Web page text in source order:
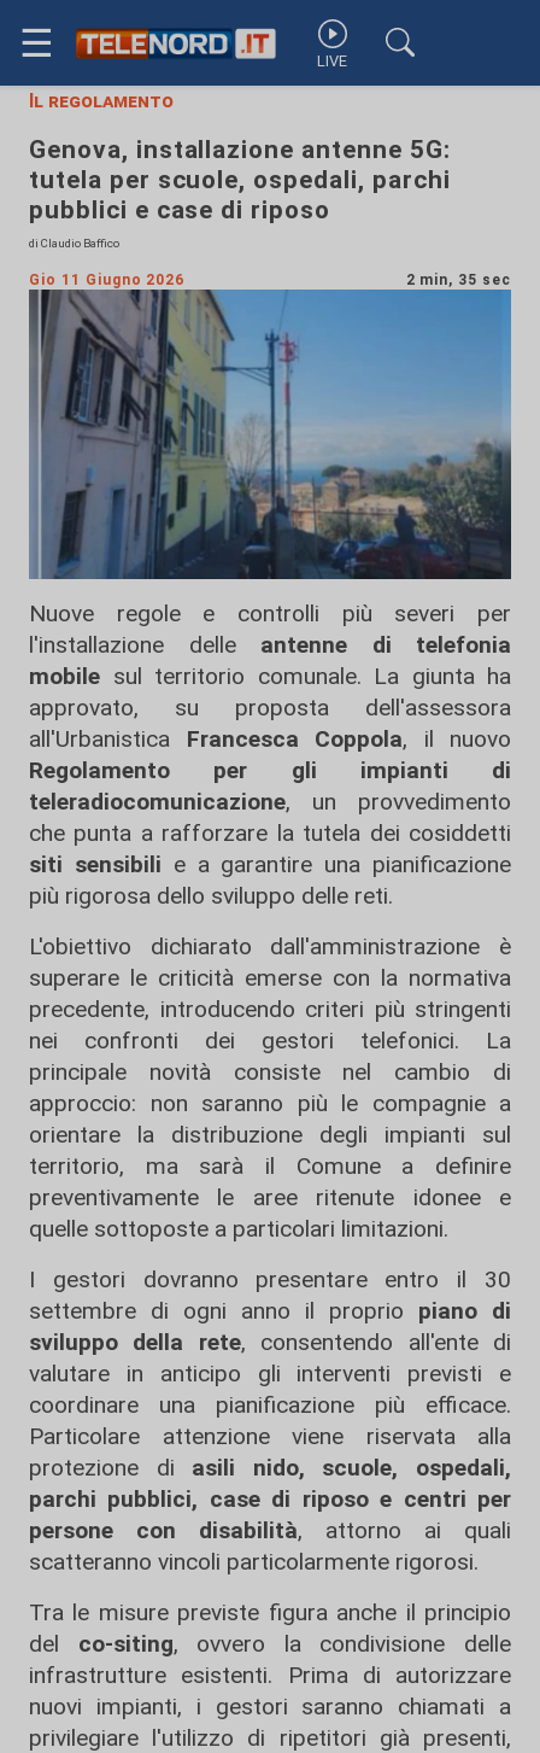
☰ LIVE
Il regolamento
Genova, installazione antenne 5G:
tutela per scuole, ospedali, parchi
pubblici e case di riposo
di Claudio Baffico
Gio 11 Giugno 2026 2 min, 35 sec
Nuove regole e controlli più severi per
l'installazione delle antenne di telefonia
mobile sul territorio comunale. La giunta ha
approvato, su proposta dell'assessora
all'Urbanistica Francesca Coppola, il nuovo
Regolamento per gli impianti di
teleradiocomunicazione, un provvedimento
che punta a rafforzare la tutela dei cosiddetti
siti sensibili e a garantire una pianificazione
più rigorosa dello sviluppo delle reti.
L'obiettivo dichiarato dall'amministrazione è
superare le criticità emerse con la normativa
precedente, introducendo criteri più stringenti
nei confronti dei gestori telefonici. La
principale novità consiste nel cambio di
approccio: non saranno più le compagnie a
orientare la distribuzione degli impianti sul
territorio, ma sarà il Comune a definire
preventivamente le aree ritenute idonee e
quelle sottoposte a particolari limitazioni.
I gestori dovranno presentare entro il 30
settembre di ogni anno il proprio piano di
sviluppo della rete, consentendo all'ente di
valutare in anticipo gli interventi previsti e
coordinare una pianificazione più efficace.
Particolare attenzione viene riservata alla
protezione di asili nido, scuole, ospedali,
parchi pubblici, case di riposo e centri per
persone con disabilità, attorno ai quali
scatteranno vincoli particolarmente rigorosi.
Tra le misure previste figura anche il principio
del co-siting, ovvero la condivisione delle
infrastrutture esistenti. Prima di autorizzare
nuovi impianti, i gestori saranno chiamati a
privilegiare l'utilizzo di ripetitori già presenti,